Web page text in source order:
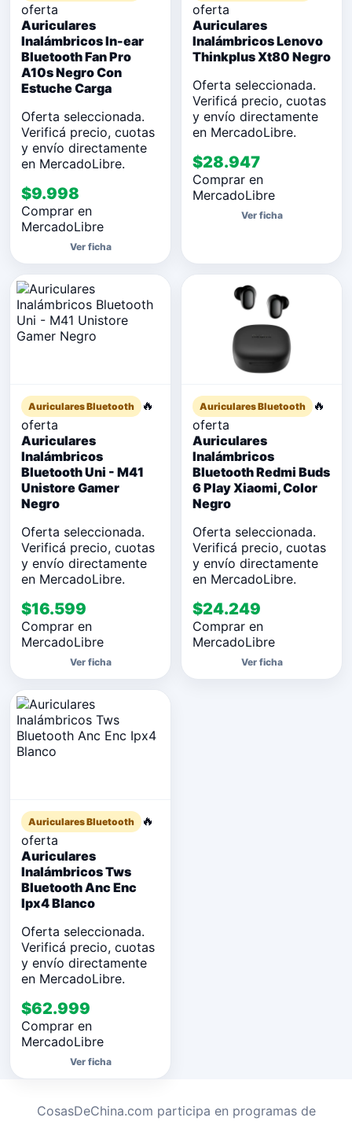
oferta
Auriculares
Inalámbricos In-ear
Bluetooth Fan Pro
A10s Negro Con
Estuche Carga
Oferta seleccionada.
Verificá precio, cuotas
y envío directamente
en MercadoLibre.
$9.998
Comprar en
MercadoLibre
Ver ficha
oferta
Auriculares
Inalámbricos Lenovo
Thinkplus Xt80 Negro
Oferta seleccionada.
Verificá precio, cuotas
y envío directamente
en MercadoLibre.
$28.947
Comprar en
MercadoLibre
Ver ficha
Auriculares Bluetooth
🔥
oferta
Auriculares
Inalámbricos
Bluetooth Uni - M41
Unistore Gamer
Negro
Oferta seleccionada.
Verificá precio, cuotas
y envío directamente
en MercadoLibre.
$16.599
Comprar en
MercadoLibre
Ver ficha
Auriculares Bluetooth
🔥
oferta
Auriculares
Inalámbricos
Bluetooth Redmi Buds
6 Play Xiaomi, Color
Negro
Oferta seleccionada.
Verificá precio, cuotas
y envío directamente
en MercadoLibre.
$24.249
Comprar en
MercadoLibre
Ver ficha
Auriculares Bluetooth
🔥
oferta
Auriculares
Inalámbricos Tws
Bluetooth Anc Enc
Ipx4 Blanco
Oferta seleccionada.
Verificá precio, cuotas
y envío directamente
en MercadoLibre.
$62.999
Comprar en
MercadoLibre
Ver ficha
CosasDeChina.com participa en programas de